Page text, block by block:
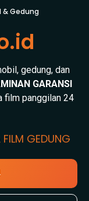
& Gedung
gedung, dan
GARANSI
film panggilan 24
GEDUNG